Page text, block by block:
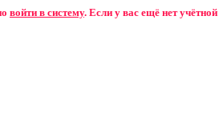
войти в систему. Если у вас ещё нет учётной